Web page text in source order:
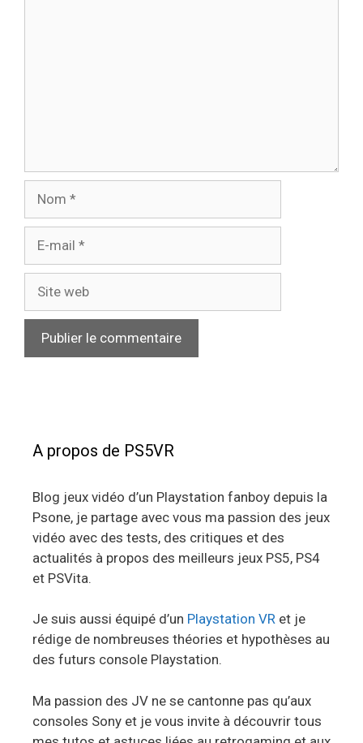
mail
web
A propos de PS5VR
Blog jeux vidéo d’un Playstation fanboy depuis la
Psone, je partage avec vous ma passion des jeux
vidéo avec des tests, des critiques et des
actualités à propos des meilleurs jeux PS5, PS4
et PSVita.
Je suis aussi équipé d’un Playstation VR et je
rédige de nombreuses théories et hypothèses au
des futurs console Playstation.
Ma passion des JV ne se cantonne pas qu’aux
consoles Sony et je vous invite à découvrir tous